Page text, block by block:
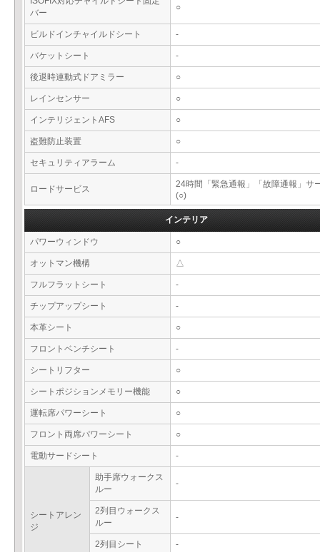
バー
○
ビルドインチャイルドシート -
バケットシート -
後退時連動式ドアミラー ○
レインセンサー ○
インテリジェントAFS ○
盗難防止装置 ○
セキュリティアラーム -
ロードサービス
24時間「緊急通報」「故障通報」サ
(○)
インテリア
パワーウィンドウ ○
オットマン機構 △
フルフラットシート -
チップアップシート -
本革シート ○
フロントベンチシート -
シートリフター ○
シートポジションメモリー機能 ○
運転席パワーシート ○
フロント両席パワーシート ○
電動サードシート -
シートアレン
ジ
助手席ウォークス
ルー
-
2列目ウォークス
ルー
-
2列目シート -